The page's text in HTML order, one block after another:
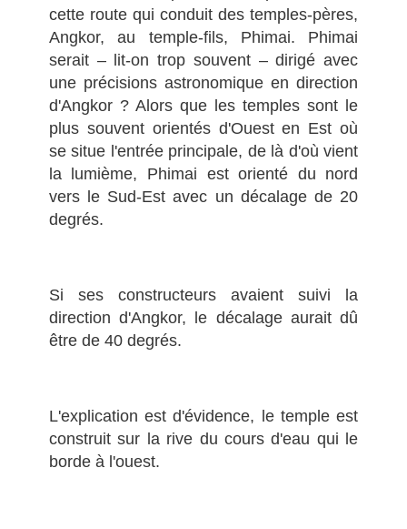
cette route qui conduit des temples-pères,
Angkor, au temple-fils, Phimai. Phimai
serait – lit-on trop souvent – dirigé avec
une précisions astronomique en direction
d'Angkor ? Alors que les temples sont le
plus souvent orientés d'Ouest en Est où
se situe l'entrée principale, de là d'où vient
la lumième, Phimai est orienté du nord
vers le Sud-Est avec un décalage de 20
degrés.
Si ses constructeurs avaient suivi la
direction d'Angkor, le décalage aurait dû
être de 40 degrés.
L'explication est d'évidence, le temple est
construit sur la rive du cours d'eau qui le
borde à l'ouest.